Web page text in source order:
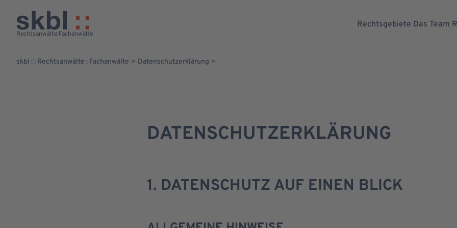
Rechtsanwälte:Fachanwälte
Rechtsgebiete Das Team
Rechtsberatung-dsp-AMZ
GESPRÄCH VEREINBAREN
Strafverteidigung für Polizeibeamte
skbl : : Rechtsanwälte : Fachanwälte Datenschutzerklärung
DATENSCHUTZ­ERKLÄRUNG
1. DATENSCHUTZ AUF EINEN BLICK